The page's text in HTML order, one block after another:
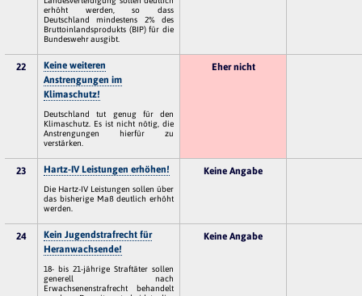
erhöht werden, so dass
Deutschland mindestens 2% des
Bruttoinlandsprodukts (BIP) für die
Bundeswehr ausgibt.
22
Keine weiteren
Anstrengungen im
Klimaschutz!
Deutschland tut genug für den
Klimaschutz. Es ist nicht nötig, die
Anstrengungen hierfür zu
verstärken.
Eher nicht
23 Hartz-IV Leistungen erhöhen!
Die Hartz-IV Leistungen sollen über
das bisherige Maß deutlich erhöht
werden.
Keine Angabe
24
Kein Jugendstrafrecht für
Heranwachsende!
18- bis 21-jährige Straftäter sollen
generell nach
Erwachsenenstrafrecht behandelt
Keine Angabe